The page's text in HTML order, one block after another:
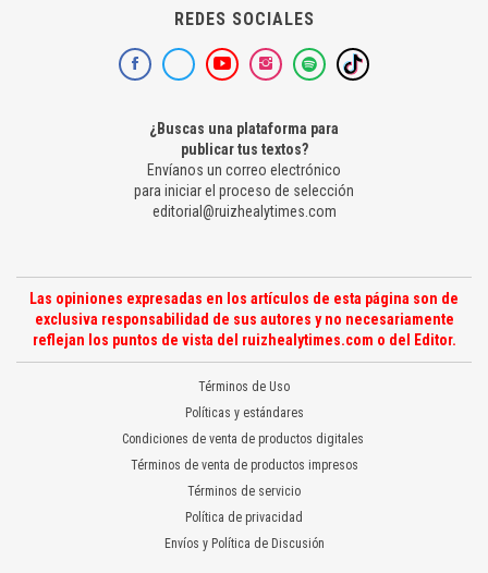
REDES SOCIALES
¿Buscas una plataforma para
publicar tus textos?
Envíanos un correo electrónico
para iniciar el proceso de selección
editorial@ruizhealytimes.com
Las opiniones expresadas en los artículos de esta página son de
exclusiva responsabilidad de sus autores y no necesariamente
reflejan los puntos de vista del ruizhealytimes.com o del Editor.
Términos de Uso
Políticas y estándares
Condiciones de venta de productos digitales
Términos de venta de productos impresos
Términos de servicio
Política de privacidad
Envíos y Política de Discusión